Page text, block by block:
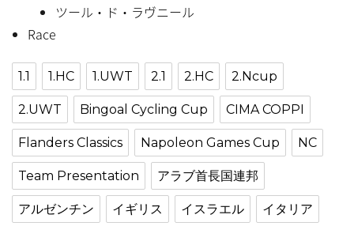
ツール・ド・ラヴニール
Race
1.1 1.HC 1.UWT 2.1 2.HC 2.Ncup
2.UWT Bingoal Cycling Cup CIMA COPPI
Flanders Classics Napoleon Games Cup NC
Team Presentation アラブ首長国連邦
アルゼンチン イギリス イスラエル イタリア